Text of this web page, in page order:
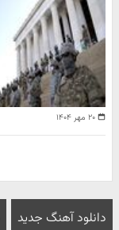
۲۰ مهر ۱۴۰۴
دانلود آهنگ جدید